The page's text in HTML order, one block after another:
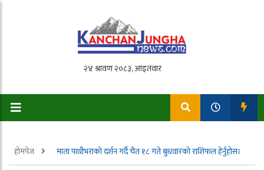
होमपेज माता पाथीभराको दर्शन गर्दै चैत १८ गते बुधवारको राशिफल हेर्नुहोस।